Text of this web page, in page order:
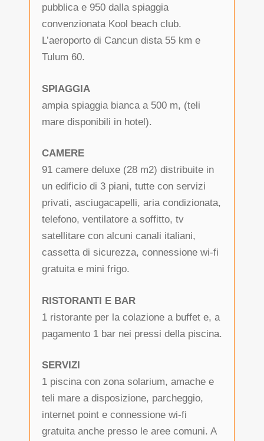
pubblica e 950 dalla spiaggia
convenzionata Kool beach club.
L’aeroporto di Cancun dista 55 km e
Tulum 60.
SPIAGGIA
ampia spiaggia bianca a 500 m, (teli
mare disponibili in hotel).
CAMERE
91 camere deluxe (28 m2) distribuite in
un edificio di 3 piani, tutte con servizi
privati, asciugacapelli, aria condizionata,
telefono, ventilatore a soffitto, tv
satellitare con alcuni canali italiani,
cassetta di sicurezza, connessione wi-fi
gratuita e mini frigo.
RISTORANTI E BAR
1 ristorante per la colazione a buffet e, a
pagamento 1 bar nei pressi della piscina.
SERVIZI
1 piscina con zona solarium, amache e
teli mare a disposizione, parcheggio,
internet point e connessione wi-fi
gratuita anche presso le aree comuni. A